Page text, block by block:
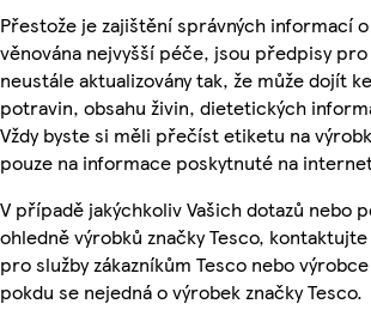
Přestože je zajištění správných informací
věnována nejvyšší péče, jsou předpisy
neustále aktualizovány tak, že může dojít
potravin, obsahu živin, dietetických
Vždy byste si měli přečíst etiketu na
pouze na informace poskytnuté na
V případě jakýchkoliv Vašich dotazů nebo
ohledně výrobků značky Tesco,
pro služby zákazníkům Tesco nebo
pokdu se nejedná o výrobek značky Tesco.